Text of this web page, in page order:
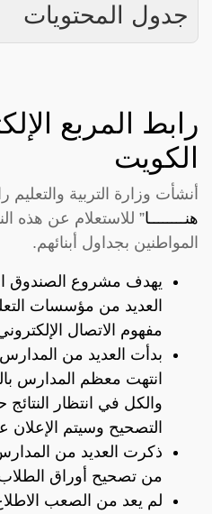
جدول المحتويات
رابط المربع
الكويت
أنشأت وزارة التربية والتعليم
هنــــــــا” للاستعلام عن هذه
المواطنين بجداول أبنائهم.
يهدف مشروع الصندوق
العديد من مؤسسات
مفهوم الاتصال
بدأت العديد من
انتهت معظم المدارس
والكل في انتظار
التصحيح وسيتم الإعلان
ذكرت العديد من
من تصحيح أوراق
لم يعد من الصعب